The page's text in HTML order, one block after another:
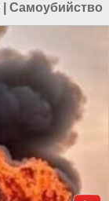
Самоубийство